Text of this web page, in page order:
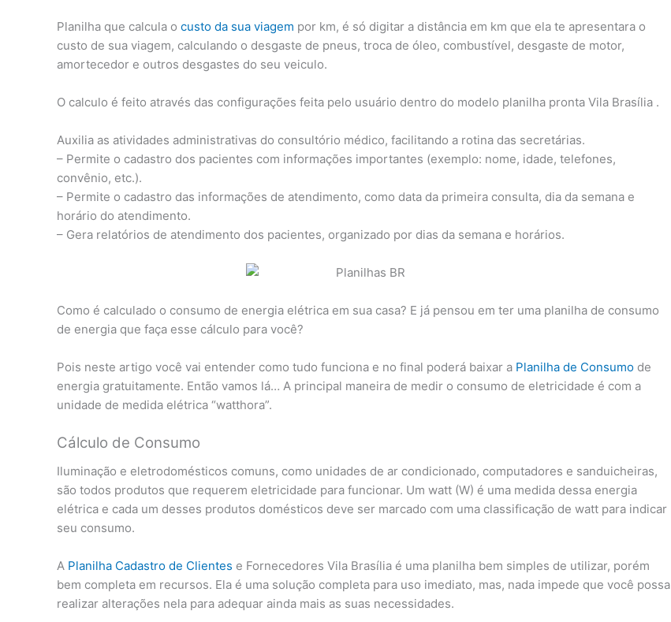
Planilha que calcula o custo da sua viagem por km, é só digitar a distância em km que ela te apresentara o
custo de sua viagem, calculando o desgaste de pneus, troca de óleo, combustível, desgaste de motor,
amortecedor e outros desgastes do seu veiculo.
O calculo é feito através das configurações feita pelo usuário dentro do modelo planilha pronta Vila Brasília .
Auxilia as atividades administrativas do consultório médico, facilitando a rotina das secretárias.
– Permite o cadastro dos pacientes com informações importantes (exemplo: nome, idade, telefones,
convênio, etc.).
– Permite o cadastro das informações de atendimento, como data da primeira consulta, dia da semana e
horário do atendimento.
– Gera relatórios de atendimento dos pacientes, organizado por dias da semana e horários.
Como é calculado o consumo de energia elétrica em sua casa? E já pensou em ter uma planilha de consumo
de energia que faça esse cálculo para você?
Pois neste artigo você vai entender como tudo funciona e no final poderá baixar a Planilha de Consumo de
energia gratuitamente. Então vamos lá… A principal maneira de medir o consumo de eletricidade é com a
unidade de medida elétrica “watthora”.
Cálculo de Consumo
Iluminação e eletrodomésticos comuns, como unidades de ar condicionado, computadores e sanduicheiras,
são todos produtos que requerem eletricidade para funcionar. Um watt (W) é uma medida dessa energia
elétrica e cada um desses produtos domésticos deve ser marcado com uma classificação de watt para indicar
seu consumo.
A Planilha Cadastro de Clientes e Fornecedores Vila Brasília é uma planilha bem simples de utilizar, porém
bem completa em recursos. Ela é uma solução completa para uso imediato, mas, nada impede que você possa
realizar alterações nela para adequar ainda mais as suas necessidades.